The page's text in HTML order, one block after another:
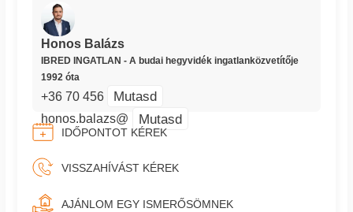
Honos Balázs
IBRED INGATLAN - A budai hegyvidék ingatlanközvetítője
1992 óta
+36 70 456 Mutasd
honos.balazs@ Mutasd
IDŐPONTOT KÉREK
VISSZAHÍVÁST KÉREK
AJÁNLOM EGY ISMERŐSÖMNEK